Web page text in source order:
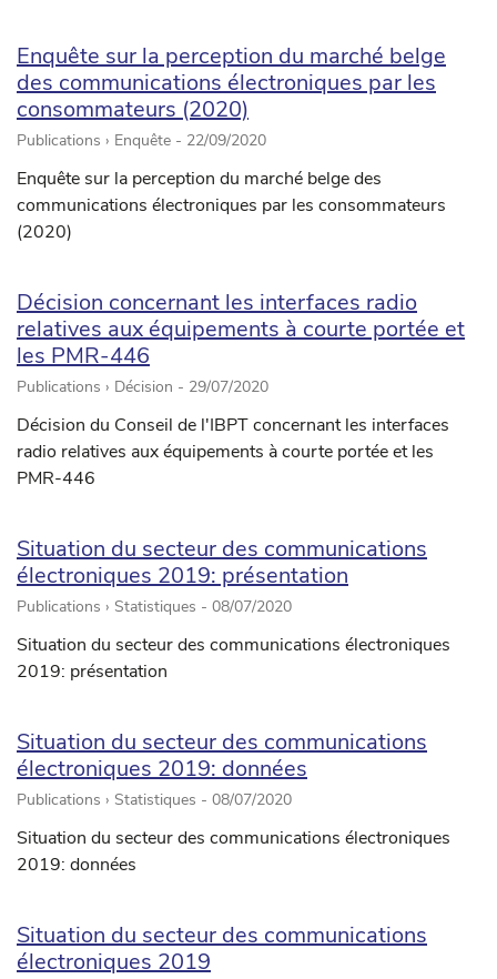
Enquête sur la perception du marché belge
des communications électroniques par les
consommateurs (2020)
Publications › Enquête - 22/09/2020
Enquête sur la perception du marché belge des
communications électroniques par les consommateurs
(2020)
Décision concernant les interfaces radio
relatives aux équipements à courte portée et
les PMR-446
Publications › Décision - 29/07/2020
Décision du Conseil de l'IBPT concernant les interfaces
radio relatives aux équipements à courte portée et les
PMR-446
Situation du secteur des communications
électroniques 2019: présentation
Publications › Statistiques - 08/07/2020
Situation du secteur des communications électroniques
2019: présentation
Situation du secteur des communications
électroniques 2019: données
Publications › Statistiques - 08/07/2020
Situation du secteur des communications électroniques
2019: données
Situation du secteur des communications
électroniques 2019